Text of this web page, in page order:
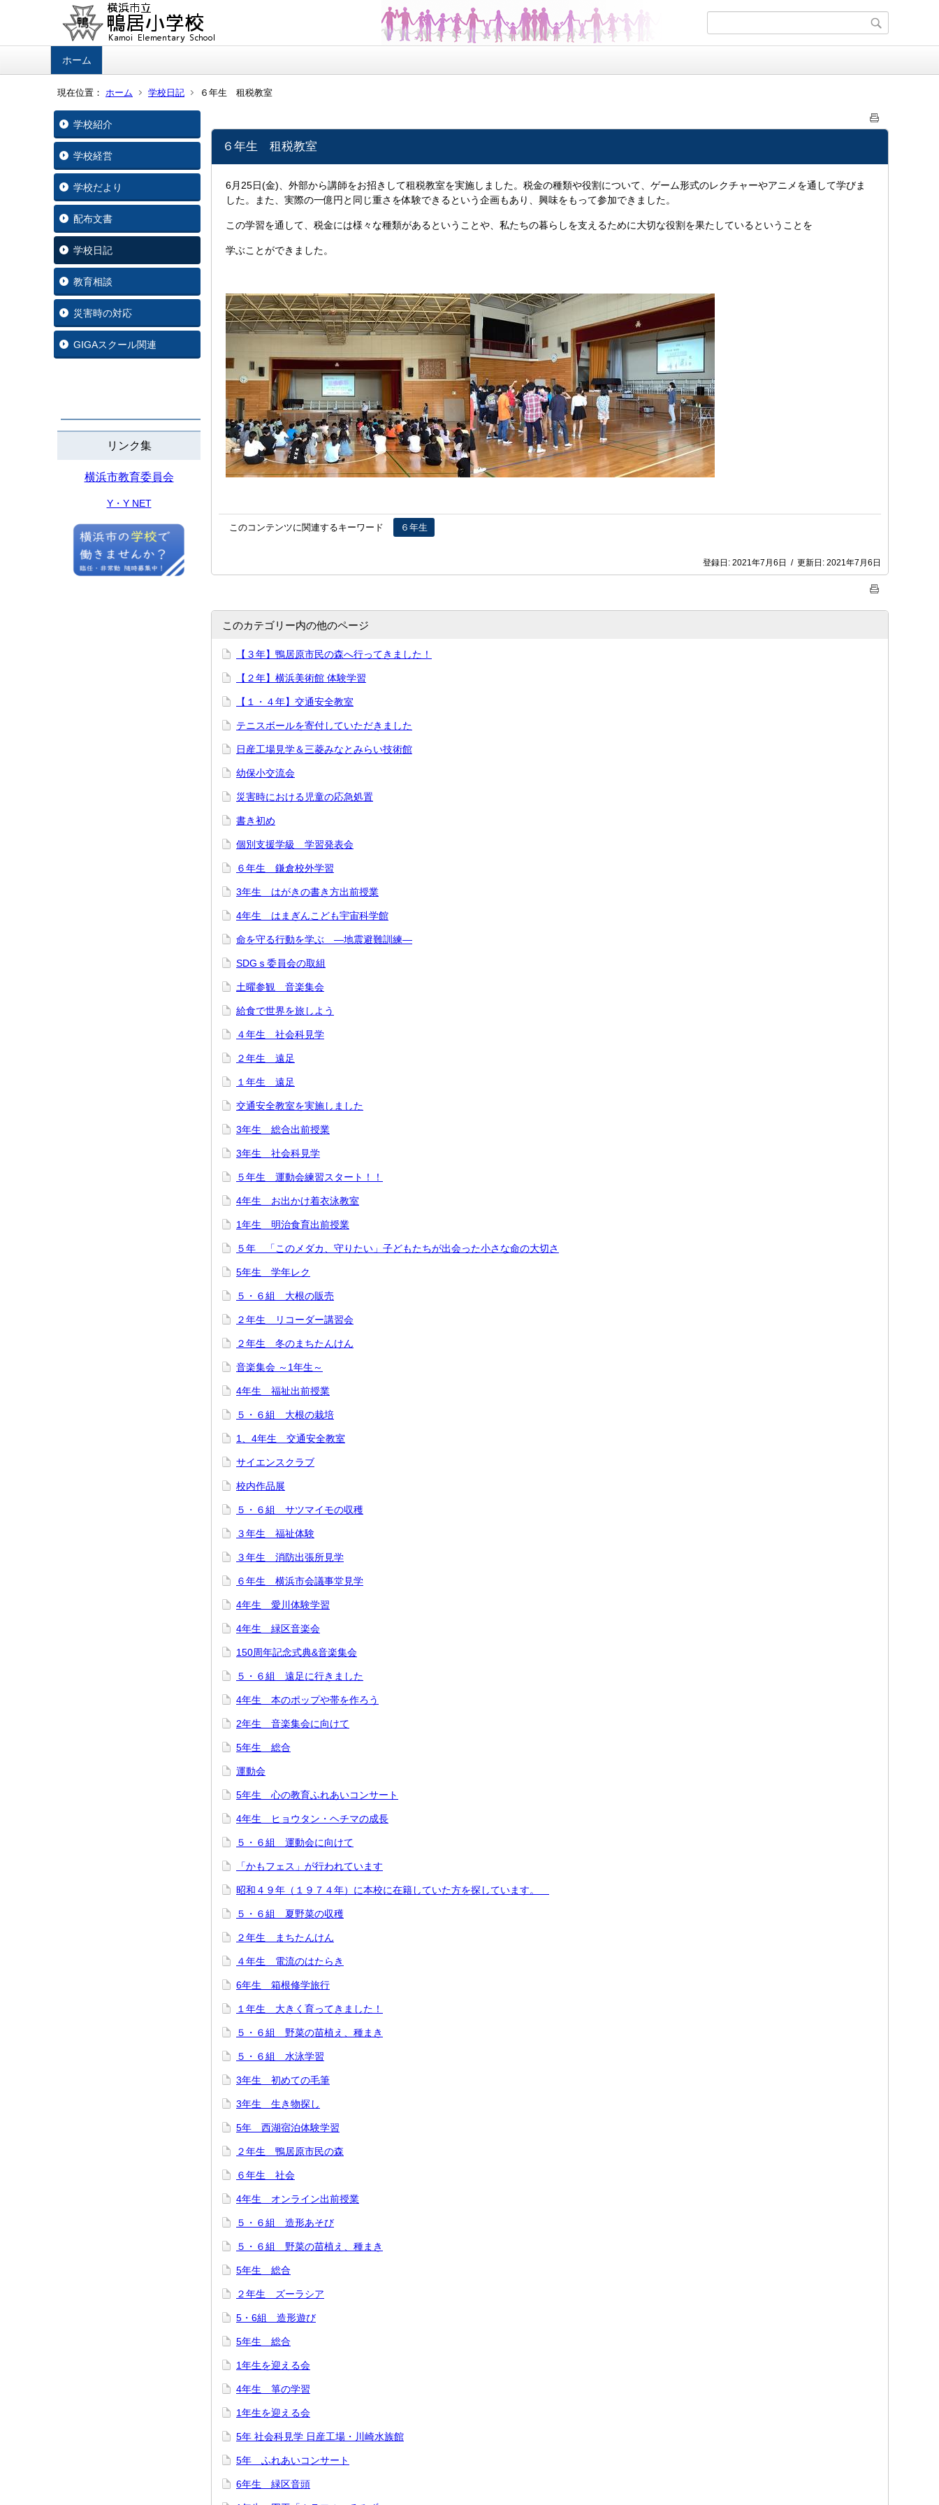
ホーム
現在位置： ホーム 学校日記 ６年生 租税教室
学校紹介
学校経営
学校だより
配布文書
学校日記
教育相談
災害時の対応
GIGAスクール関連
リンク集
横浜市教育委員会
Y・Y NET
６年生 租税教室
6月25日(金)、外部から講師をお招きして租税教室を実施しました。税金の種類や役割について、ゲーム形式のレクチャーやアニメを通して学びま
した。また、実際の一億円と同じ重さを体験できるという企画もあり、興味をもって参加できました。
この学習を通して、税金には様々な種類があるということや、私たちの暮らしを支えるために大切な役割を果たしているということを
学ぶことができました。
このコンテンツに関連するキーワード ６年生
登録日: 2021年7月6日 / 更新日: 2021年7月6日
このカテゴリー内の他のページ
【３年】鴨居原市民の森へ行ってきました！
【２年】横浜美術館 体験学習
【１・４年】交通安全教室
テニスボールを寄付していただきました
日産工場見学＆三菱みなとみらい技術館
幼保小交流会
災害時における児童の応急処置
書き初め
個別支援学級 学習発表会
６年生 鎌倉校外学習
3年生 はがきの書き方出前授業
4年生 はまぎんこども宇宙科学館
命を守る行動を学ぶ ―地震避難訓練―
SDGｓ委員会の取組
土曜参観 音楽集会
給食で世界を旅しよう
４年生 社会科見学
２年生 遠足
１年生 遠足
交通安全教室を実施しました
3年生 総合出前授業
3年生 社会科見学
５年生 運動会練習スタート！！
4年生 お出かけ着衣泳教室
1年生 明治食育出前授業
５年 「このメダカ、守りたい」子どもたちが出会った小さな命の大切さ
5年生 学年レク
５・６組 大根の販売
２年生 リコーダー講習会
２年生 冬のまちたんけん
音楽集会 ～1年生～
4年生 福祉出前授業
５・６組 大根の栽培
1、4年生 交通安全教室
サイエンスクラブ
校内作品展
５・６組 サツマイモの収穫
３年生 福祉体験
３年生 消防出張所見学
６年生 横浜市会議事堂見学
4年生 愛川体験学習
4年生 緑区音楽会
150周年記念式典&音楽集会
５・６組 遠足に行きました
4年生 本のポップや帯を作ろう
2年生 音楽集会に向けて
5年生 総合
運動会
5年生 心の教育ふれあいコンサート
4年生 ヒョウタン・ヘチマの成長
５・６組 運動会に向けて
「かもフェス」が行われています
昭和４９年（１９７４年）に本校に在籍していた方を探しています。
５・６組 夏野菜の収穫
２年生 まちたんけん
４年生 電流のはたらき
6年生 箱根修学旅行
１年生 大きく育ってきました！
５・６組 野菜の苗植え、種まき
５・６組 水泳学習
3年生 初めての毛筆
3年生 生き物探し
5年 西湖宿泊体験学習
２年生 鴨居原市民の森
６年生 社会
4年生 オンライン出前授業
５・６組 造形あそび
５・６組 野菜の苗植え、種まき
5年生 総合
２年生 ズーラシア
5・6組 造形遊び
5年生 総合
1年生を迎える会
4年生 箏の学習
1年生を迎える会
5年 社会科見学 日産工場・川崎水族館
5年 ふれあいコンサート
6年生 緑区音頭